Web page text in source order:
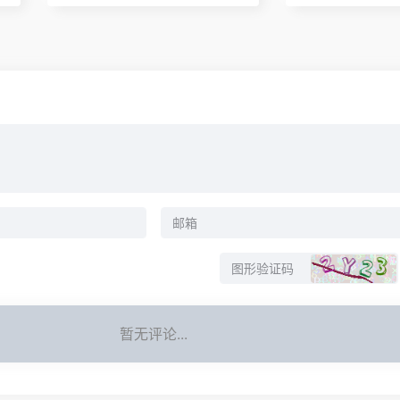
暂无评论...